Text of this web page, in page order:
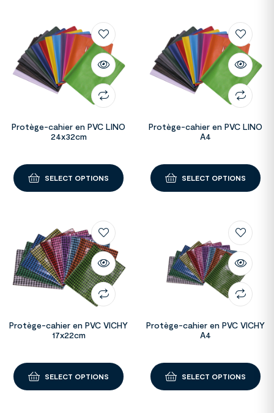
Protège-cahier en PVC LINO
24x32cm
SELECT OPTIONS
Protège-cahier en PVC LINO
A4
SELECT OPTIONS
Protège-cahier en PVC VICHY
17x22cm
SELECT OPTIONS
Protège-cahier en PVC VICHY
A4
SELECT OPTIONS